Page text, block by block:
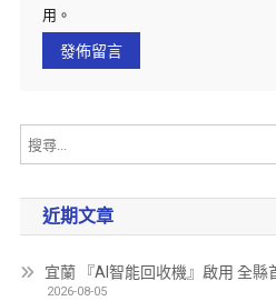
用。
近期文章
宜蘭 『AI智能回收機』啟用 全縣
2026-08-05